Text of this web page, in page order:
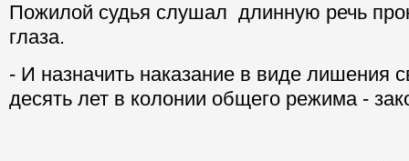
Пожилой судья слушал длинную речь
глаза.
- И назначить наказание в виде лишения
десять лет в колонии общего режима -